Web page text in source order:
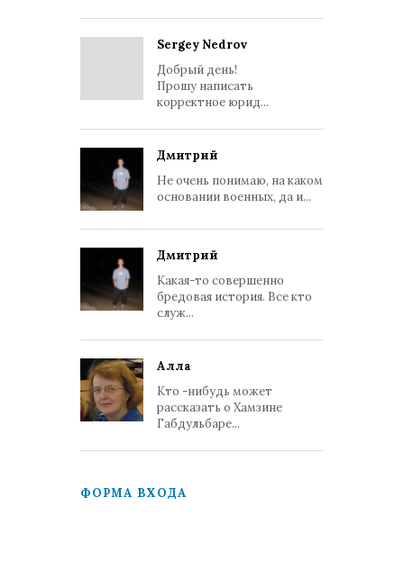
Sergey Nedrov
Добрый день!
Прошу написать
корректное юрид...
Дмитрий
Не очень понимаю, на каком
основании военных, да и...
Дмитрий
Какая-то совершенно
бредовая история. Все кто
служ...
Алла
Кто -нибудь может
рассказать о Хамзине
Габдульбаре...
ФОРМА ВХОДА